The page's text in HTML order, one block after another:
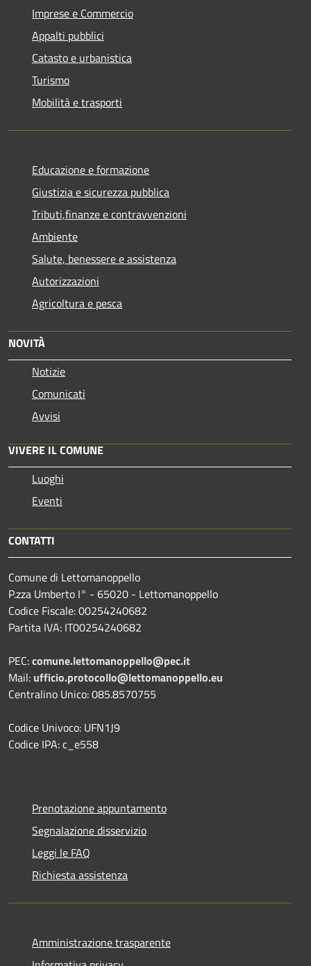
Imprese e Commercio
Appalti pubblici
Catasto e urbanistica
Turismo
Mobilità e trasporti
Educazione e formazione
Giustizia e sicurezza pubblica
Tributi,finanze e contravvenzioni
Ambiente
Salute, benessere e assistenza
Autorizzazioni
Agricoltura e pesca
NOVITÀ
Notizie
Comunicati
Avvisi
VIVERE IL COMUNE
Luoghi
Eventi
CONTATTI
Comune di Lettomanoppello
P.zza Umberto I° - 65020 - Lettomanoppello
Codice Fiscale: 00254240682
Partita IVA: IT00254240682
PEC:comune.lettomanoppello@pec.it
Mail: ufficio.protocollo@lettomanoppello.eu
Centralino Unico: 085.8570755
Codice Univoco: UFN1J9
Codice IPA: c_e558
Prenotazione appuntamento
Segnalazione disservizio
Leggi le FAQ
Richiesta assistenza
Amministrazione trasparente